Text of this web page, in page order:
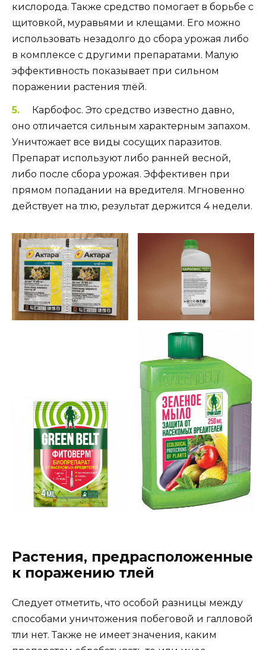
кислорода. Также средство помогает в борьбе с
щитовкой, муравьями и клещами. Его можно
использовать незадолго до сбора урожая либо
в комплексе с другими препаратами. Малую
эффективность показывает при сильном
поражении растения тлёй.
Карбофос. Это средство известно давно,
оно отличается сильным характерным запахом.
Уничтожает все виды сосущих паразитов.
Препарат используют либо ранней весной,
либо после сбора урожая. Эффективен при
прямом попадании на вредителя. Мгновенно
действует на тлю, результат держится 4 недели.
Растения, предрасположенные
к поражению тлей
Следует отметить, что особой разницы между
способами уничтожения побеговой и галловой
тли нет. Также не имеет значения, каким